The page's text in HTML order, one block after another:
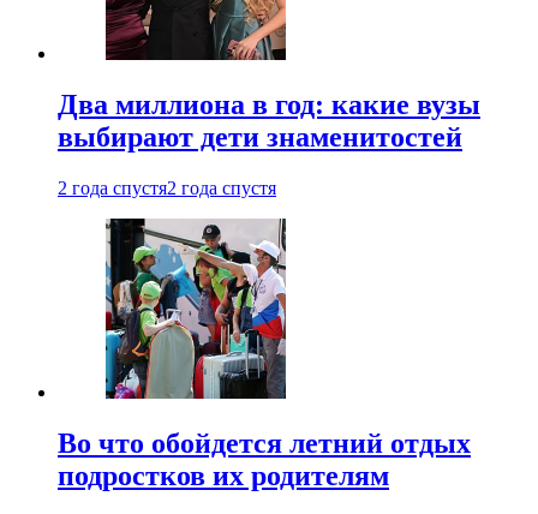
Два миллиона в год: какие вузы
выбирают дети знаменитостей
2 года спустя2 года спустя
Во что обойдется летний отдых
подростков их родителям